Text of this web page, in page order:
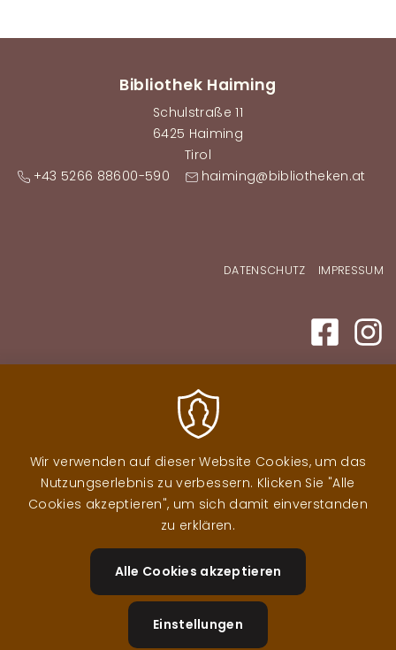
Bibliothek Haiming
Schulstraße 11
6425 Haiming
Tirol
+43 5266 88600-590
haiming@bibliotheken.at
DATENSCHUTZ IMPRESSUM
Wir verwenden auf dieser Website Cookies, um das
Nutzungserlebnis zu verbessern. Klicken Sie "Alle
Cookies akzeptieren", um sich damit einverstanden
zu erklären.
Alle Cookies akzeptieren
Einstellungen